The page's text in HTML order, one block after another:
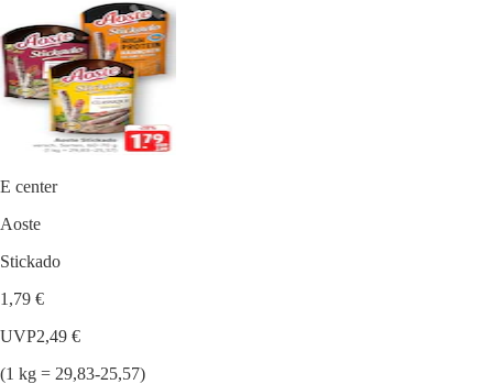
E center
Aoste
Stickado
1,79 €
UVP2,49 €
(1 kg = 29,83-25,57)